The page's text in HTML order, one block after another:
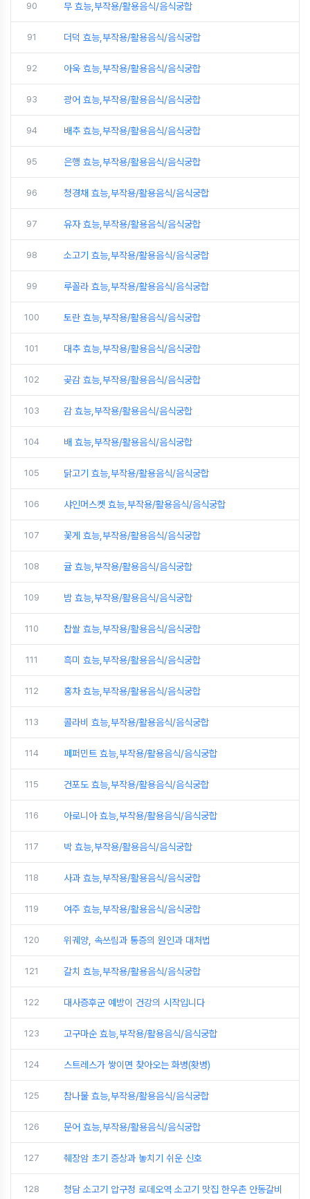
90 무 효능,부작용/활용음식/음식궁합
91 더덕 효능,부작용/활용음식/음식궁합
92 아욱 효능,부작용/활용음식/음식궁합
93 광어 효능,부작용/활용음식/음식궁합
94 배추 효능,부작용/활용음식/음식궁합
95 은행 효능,부작용/활용음식/음식궁합
96 청경채 효능,부작용/활용음식/음식궁합
97 유자 효능,부작용/활용음식/음식궁합
98 소고기 효능,부작용/활용음식/음식궁합
99 루꼴라 효능,부작용/활용음식/음식궁합
100 토란 효능,부작용/활용음식/음식궁합
101 대추 효능,부작용/활용음식/음식궁합
102 곶감 효능,부작용/활용음식/음식궁합
103 감 효능,부작용/활용음식/음식궁합
104 배 효능,부작용/활용음식/음식궁합
105 닭고기 효능,부작용/활용음식/음식궁합
106 샤인머스켓 효능,부작용/활용음식/음식궁합
107 꽃게 효능,부작용/활용음식/음식궁합
108 귤 효능,부작용/활용음식/음식궁합
109 밤 효능,부작용/활용음식/음식궁합
110 찹쌀 효능,부작용/활용음식/음식궁합
111 흑미 효능,부작용/활용음식/음식궁합
112 홍차 효능,부작용/활용음식/음식궁합
113 콜라비 효능,부작용/활용음식/음식궁합
114 페퍼민트 효능,부작용/활용음식/음식궁합
115 건포도 효능,부작용/활용음식/음식궁합
116 아로니아 효능,부작용/활용음식/음식궁합
117 박 효능,부작용/활용음식/음식궁합
118 사과 효능,부작용/활용음식/음식궁합
119 여주 효능,부작용/활용음식/음식궁합
120 위궤양, 속쓰림과 통증의 원인과 대처법
121 갈치 효능,부작용/활용음식/음식궁합
122 대사증후군 예방이 건강의 시작입니다
123 고구마순 효능,부작용/활용음식/음식궁합
124 스트레스가 쌓이면 찾아오는 화병(홧병)
125 참나물 효능,부작용/활용음식/음식궁합
126 문어 효능,부작용/활용음식/음식궁합
127 췌장암 초기 증상과 놓치기 쉬운 신호
128 청담 소고기 압구정 로데오역 소고기 맛집 한우촌 안동갈비